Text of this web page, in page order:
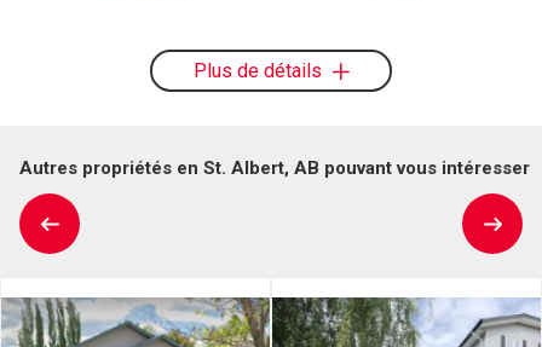
Plus de détails
Autres propriétés en St. Albert, AB pouvant vous intéresser